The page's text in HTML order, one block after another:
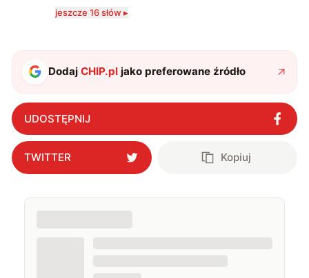
zdecydowanie częściej na tematy związane z nauką
także uprawiać oraz oglądać sport.
jeszcze 16 słów ▸
DodajCHIP.pl jako preferowane źródło
UDOSTĘPNIJ
TWITTER Kopiuj